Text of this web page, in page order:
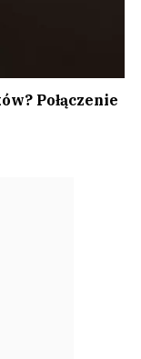
Połączenie